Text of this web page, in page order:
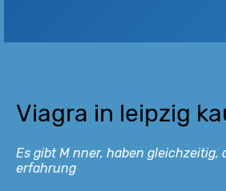
Viagra in leipzig
Es gibt M nner, haben gleichzeitig,
erfahrung